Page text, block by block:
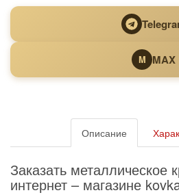
M MAX
Описание
Заказать металлическое
интернет – магазине